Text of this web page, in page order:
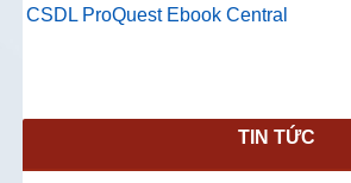
CSDL ProQuest Ebook Central
TIN TỨC